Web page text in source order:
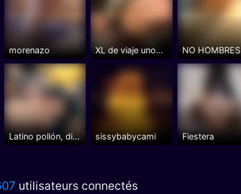
morenazo XL de viaje unos dias NO HOMBRES
Latino pollón, divertido sissybabycami Fiestera
utilisateurs connectés